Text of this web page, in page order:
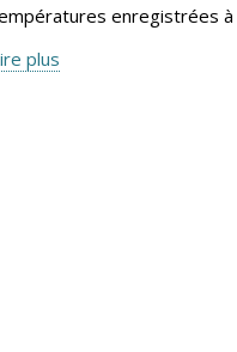
enregistrées
plus